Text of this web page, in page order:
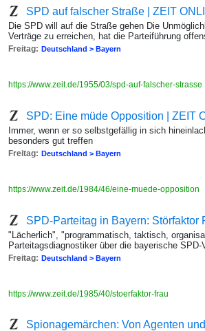
SPD auf falscher Straße | ZEIT
Die SPD will auf die Straße gehen Die
Verträge zu erreichen, hat die Parteiführung
Freitag: Deutschland > Bayern
https://www.zeit.de/1955/03/spd-auf-falscher-strasse
SPD: Eine müde Opposition | ZEIT
Immer, wenn er so selbstgefällig in sich
besonders gut treffen
Freitag: Deutschland > Bayern
https://www.zeit.de/1984/46/eine-muede-opposition
SPD-Parteitag in Bayern: Störfaktor
"Lächerlich", "programmatisch, taktisch,
Parteitagsdiagnostiker über die bayerische
Freitag: Deutschland > Bayern
https://www.zeit.de/1985/40/stoerfaktor-frau
Spionagemärchen: Von Agenten